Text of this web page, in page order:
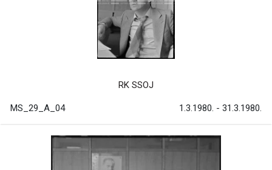
RK SSOJ
MS_29_A_04 1.3.1980. - 31.3.1980.